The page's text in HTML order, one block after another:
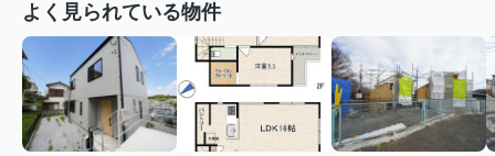
よく見られている物件